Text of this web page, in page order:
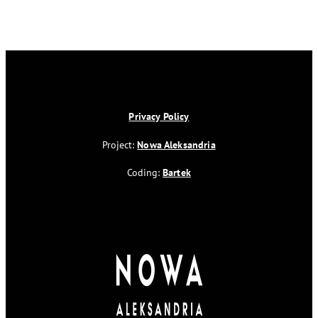
Privacy Policy
Project:Nowa Aleksandria
Coding:Bartek